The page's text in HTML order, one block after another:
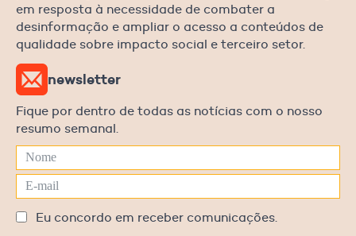
em resposta à necessidade de combater a
desinformação e ampliar o acesso a conteúdos de
qualidade sobre impacto social e terceiro setor.
newsletter
Fique por dentro de todas as notícias com o nosso
resumo semanal.
Eu concordo em receber comunicações.